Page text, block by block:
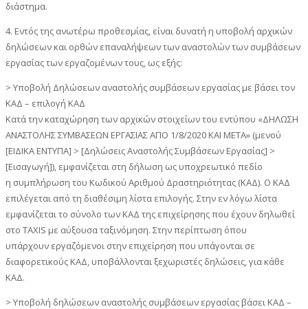
διάστημα.
4. Εντός της ανωτέρω προθεσμίας, είναι δυνατή η υποβολή αρχικών
δηλώσεων και ορθών επαναλήψεων των αναστολών των συμβάσεων
εργασίας των εργαζομένων τους, ως εξής:
> Υποβολή Δηλώσεων αναστολής συμβάσεων εργασίας με βάσει τον
ΚΑΔ – επιλογή ΚΑΔ
Κατά την καταχώρηση των αρχικών στοιχείων του εντύπου «ΔΗΛΩΣΗ
ΑΝΑΣΤΟΛΗΣ ΣΥΜΒΑΣΕΩΝ ΕΡΓΑΣΙΑΣ ΑΠΟ 1/8/2020 ΚΑΙ ΜΕΤΑ» (μενού
[ΕΙΔΙΚΑ ΕΝΤΥΠΑ] > [Δηλώσεις Αναστολής Συμβάσεων Εργασίας] >
[Εισαγωγή]), εμφανίζεται στη δήλωση ως υποχρεωτικό πεδίο
η συμπλήρωση του Κωδικού Αριθμού Δραστηριότητας (ΚΑΔ). Ο ΚΑΔ
επιλέγεται από τη διαθέσιμη λίστα επιλογής. Στην εν λόγω λίστα
εμφανίζεται το σύνολο των ΚΑΔ της επιχείρησης που έχουν δηλωθεί
στο TAXIS με αύξουσα ταξινόμηση. Στην περίπτωση όπου
υπάρχουν εργαζόμενοι στην επιχείρηση που υπάγονται σε
διαφορετικούς ΚΑΔ, υποβάλλονται ξεχωριστές δηλώσεις, για κάθε
ΚΑΔ.
> Υποβολή δηλώσεων αναστολής συμβάσεων εργασίας βάσει ΚΑΔ –